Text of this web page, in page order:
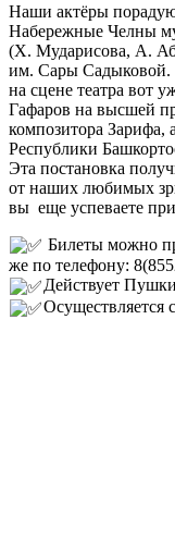
Наши актёры
Набережные Челны
(Х. Мударисова, А.
им. Сары Садыковой.
на сцене театра вот
Гафаров на высшей
композитора Зарифа,
Республики
Эта постановка
от наших любимых
вы еще успеваете
Билеты можно
же по телефону:
Действует
Осуществляется